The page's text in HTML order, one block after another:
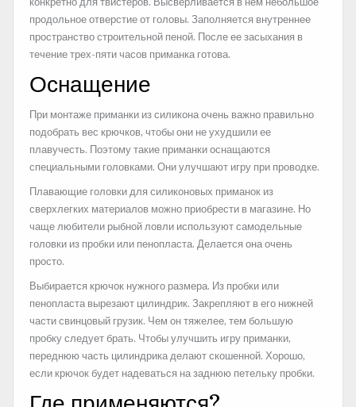
продольное отверстие от головы. Заполняется внутреннее
пространство строительной пеной. После ее засыхания в
течение трех-пяти часов приманка готова.
Оснащение
При монтаже приманки из силикона очень важно правильно
подобрать вес крючков, чтобы они не ухудшили ее
плавучесть. Поэтому такие приманки оснащаются
специальными головками. Они улучшают игру при проводке.
Плавающие головки для силиконовых приманок из
сверхлегких материалов можно приобрести в магазине. Но
чаще любители рыбной ловли используют самодельные
головки из пробки или пенопласта. Делается она очень
просто.
Выбирается крючок нужного размера. Из пробки или
пенопласта вырезают цилиндрик. Закрепляют в его нижней
части свинцовый грузик. Чем он тяжелее, тем большую
пробку следует брать. Чтобы улучшить игру приманки,
переднюю часть цилиндрика делают скошенной. Хорошо,
если крючок будет надеваться на заднюю петельку пробки.